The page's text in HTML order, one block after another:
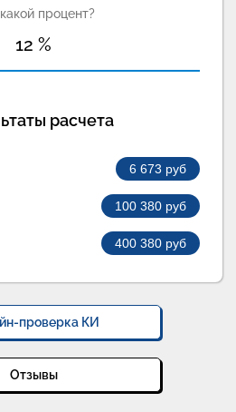
процент?
12 %
расчета
6 673 руб
100 380 руб
400 380 руб
проверка КИ
Отзывы